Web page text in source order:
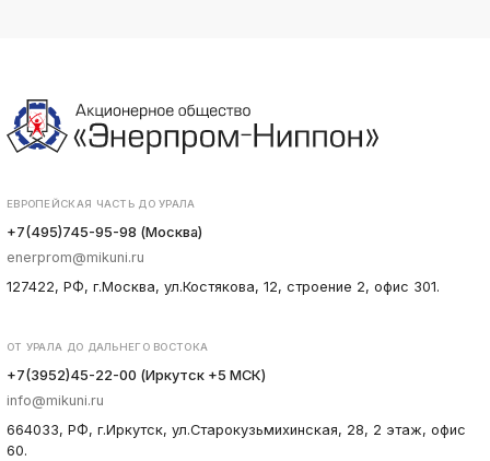
ЕВРОПЕЙСКАЯ ЧАСТЬ ДО УРАЛА
+7(495)745-95-98 (Москва)
enerprom@mikuni.ru
127422, РФ, г.Москва, ул.Костякова, 12, строение 2, офис 301.
ОТ УРАЛА ДО ДАЛЬНЕГО ВОСТОКА
+7(3952)45-22-00 (Иркутск +5 МСК)
info@mikuni.ru
664033, РФ, г.Иркутск, ул.Старокузьмихинская, 28, 2 этаж, офис
60.